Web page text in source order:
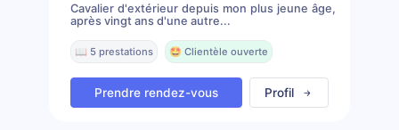
Cavalier d'extérieur depuis mon plus jeune âge,
après vingt ans d'une autre...
📖 5 prestations 🤩 Clientèle ouverte
Prendre rendez-vous Profil